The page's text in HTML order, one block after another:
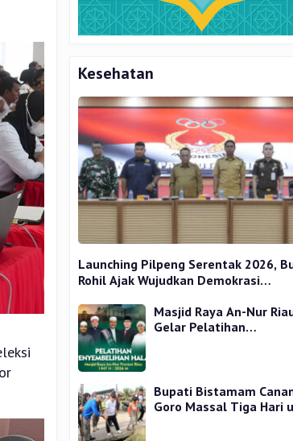
Kesehatan
Launching Pilpeng Serentak 2026,
Rohil Ajak Wujudkan Demokrasi
Masjid Raya An-Nur
Gelar Pelatihan
Bupati Bistamam
Goro Massal Tiga Hari